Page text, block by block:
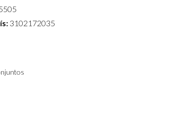
3102172035